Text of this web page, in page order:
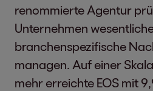
renommierte Agentur
Unternehmen
branchenspezifische
managen. Auf einer
mehr erreichte EOS mit